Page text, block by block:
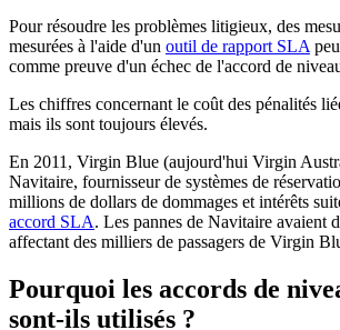
Pour résoudre les problèmes litigieux, des
mesurées à l'aide d'un outil de rapport SLA
comme preuve d'un échec de l'accord de
Les chiffres concernant le coût des pénalités
mais ils sont toujours élevés.
En 2011, Virgin Blue (aujourd'hui Virgin
Navitaire, fournisseur de systèmes de
millions de dollars de dommages et intérêts
accord SLA. Les pannes de Navitaire avaient
affectant des milliers de passagers de Virgin
Pourquoi les accords de
sont-ils utilisés ?